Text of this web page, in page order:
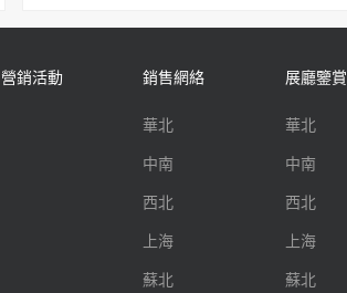
營銷活動 銷售網絡
華北
中南
西北
上海
蘇北
展廳鑒賞
華北
中南
西北
上海
蘇北